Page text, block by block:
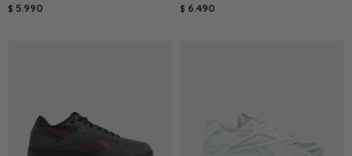
$ 5.990 $ 6.490